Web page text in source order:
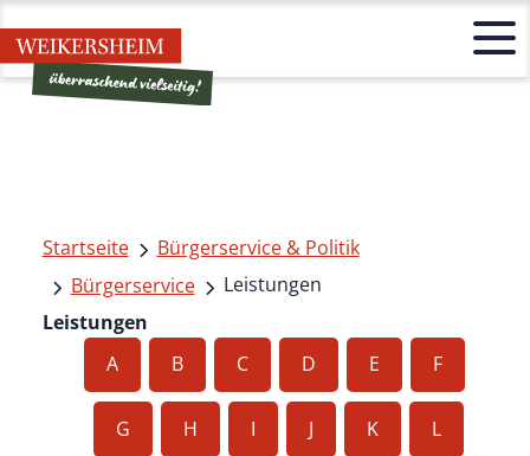
Startseite
Bürgerservice & Politik
Bürgerservice
Leistungen
Leistungen
A
B C D E F
G H I J K L